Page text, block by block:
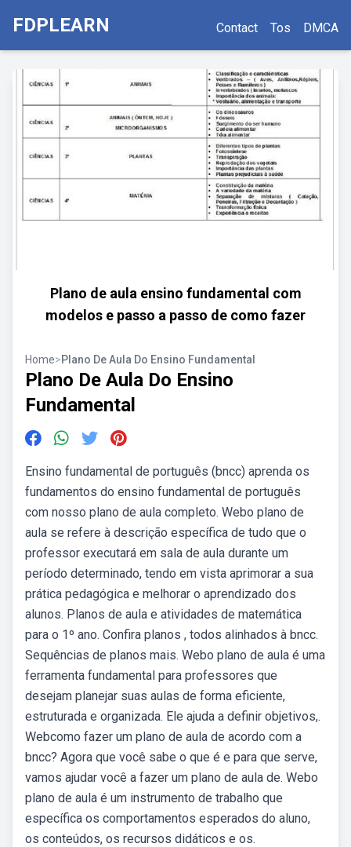
FDPLEARN Contact Tos DMCA
Plano de aula ensino fundamental com
modelos e passo a passo de como fazer
Home>Plano De Aula Do Ensino Fundamental
Plano De Aula Do Ensino
Fundamental
Ensino fundamental de português (bncc) aprenda os
fundamentos do ensino fundamental de português
com nosso plano de aula completo. Webo plano de
aula se refere à descrição específica de tudo que o
professor executará em sala de aula durante um
período determinado, tendo em vista aprimorar a sua
prática pedagógica e melhorar o aprendizado dos
alunos. Planos de aula e atividades de matemática
para o 1º ano. Confira planos , todos alinhados à bncc.
Sequências de planos mais. Webo plano de aula é uma
ferramenta fundamental para professores que
desejam planejar suas aulas de forma eficiente,
estruturada e organizada. Ele ajuda a definir objetivos,.
Webcomo fazer um plano de aula de acordo com a
bncc? Agora que você sabe o que é e para que serve,
vamos ajudar você a fazer um plano de aula de. Webo
plano de aula é um instrumento de trabalho que
específica os comportamentos esperados do aluno,
os conteúdos, os recursos didáticos e os.